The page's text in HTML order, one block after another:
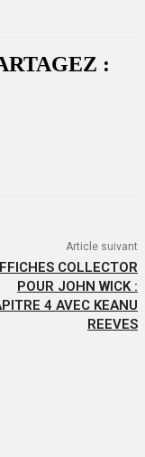
:
Article suivant
COLLECTOR
POUR JOHN WICK :
4 AVEC KEANU
REEVES